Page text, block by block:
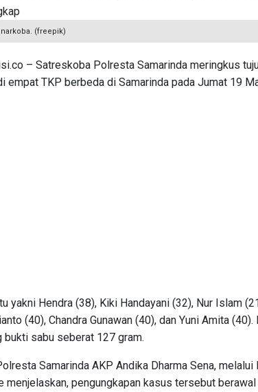
(freepik)
– Satreskoba Polresta Samarinda meringkus
empat TKP berbeda di Samarinda pada Jumat 19
yakni Hendra (38), Kiki Handayani (32), Nur Islam
(40), Chandra Gunawan (40), dan Yuni Amita (40).
bukti sabu seberat 127 gram.
Samarinda AKP Andika Dharma Sena, melalui
menjelaskan, pengungkapan kasus tersebut